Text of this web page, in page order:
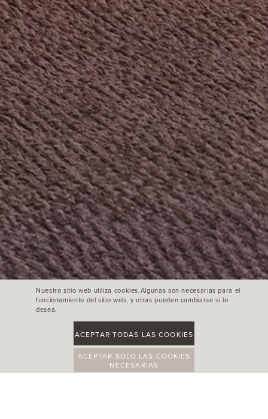
Nuestro sitio web utiliza cookies.Algunas son necesarias para el
funcionamiento del sitio web, y otras pueden cambiarse si lo
desea.
ACEPTAR TODAS LAS COOKIES
ACEPTAR SOLO LAS COOKIES
NECESARIAS